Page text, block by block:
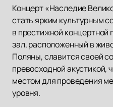
Концерт «Наследие
стать ярким культурным
в престижной
зал, расположенный в
Поляны, славится своей
превосходной акустикой,
местом для проведения
уровня.